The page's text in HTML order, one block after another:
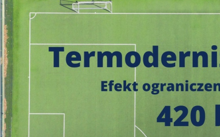
22 340 40 80
https://